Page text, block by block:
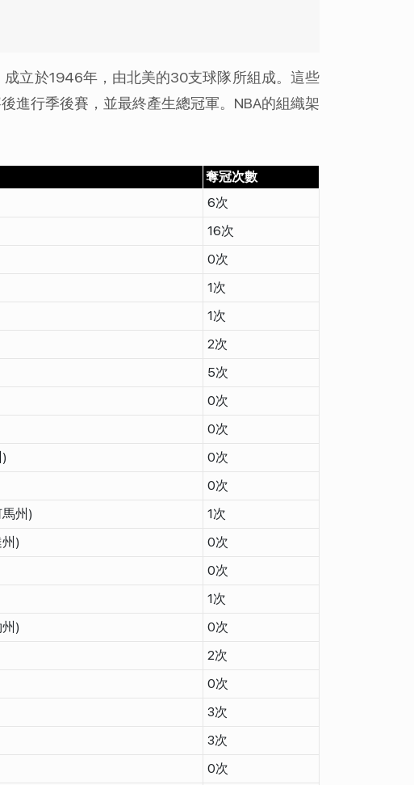
立於1946年，由北美的30支球隊所組成。這些
進行季後賽，並最終產生總冠軍。NBA的組織架
奪冠次數
6次
16次
0次
1次
1次
2次
5次
0次
0次
0次
0次
州)
1次
)
0次
0次
1次
)
0次
2次
0次
3次
3次
0次